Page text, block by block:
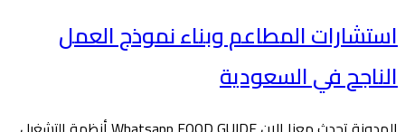
استشارات المطاعم وبناء نموذج العمل
الناجح في السعودية